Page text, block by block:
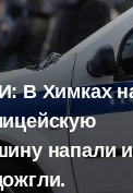
В Химках
напали и